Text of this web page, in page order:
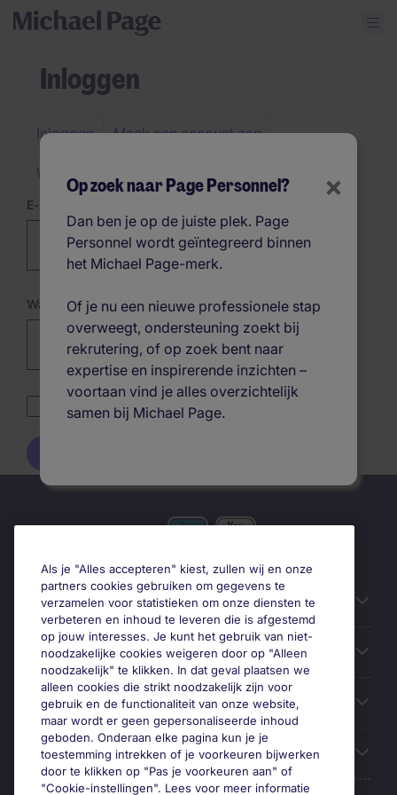
×
Op zoek naar Page Personnel?
Dan ben je op de juiste plek. Page
Personnel wordt geïntegreerd binnen
het Michael Page-merk.
Of je nu een nieuwe professionele stap
overweegt, ondersteuning zoekt bij
rekrutering, of op zoek bent naar
expertise en inspirerende inzichten –
voortaan vind je alles overzichtelijk
samen bij Michael Page.
Inloggen
Primary
Inloggen Maak een account aan
Wachtwoord wijzigen
E-mail*
Wachtwoord
Password hidden
Blijf ingelogd
Gebruiksvriendelijke informatie
Prix
Zoek vacatures in
Trends
Als je "Alles accepteren" kiest, zullen wij en onze
partners cookies gebruiken om gegevens te
verzamelen voor statistieken om onze diensten te
verbeteren en inhoud te leveren die is afgestemd
op jouw interesses. Je kunt het gebruik van niet-
noodzakelijke cookies weigeren door op "Alleen
noodzakelijk" te klikken. In dat geval plaatsen we
alleen cookies die strikt noodzakelijk zijn voor
gebruik en de functionaliteit van onze website,
maar wordt er geen gepersonaliseerde inhoud
geboden. Onderaan elke pagina kun je je
toestemming intrekken of je voorkeuren bijwerken
door te klikken op "Pas je voorkeuren aan" of
"Cookie-instellingen". Lees voor meer informatie